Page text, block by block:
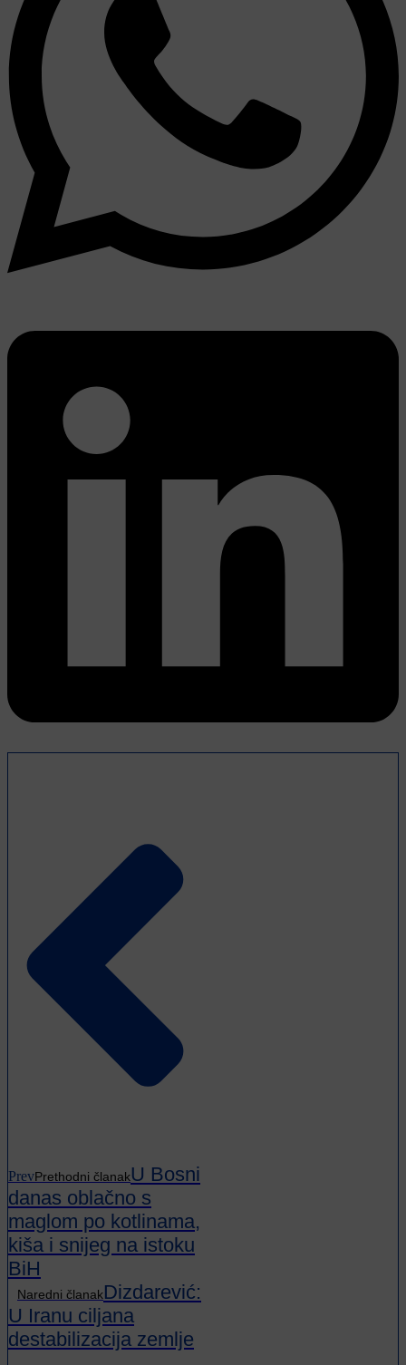
PrevPrethodni članakU Bosni
danas oblačno s
maglom po kotlinama,
kiša i snijeg na istoku
BiH
Naredni članakDizdarević:
U Iranu ciljana
destabilizacija zemlje